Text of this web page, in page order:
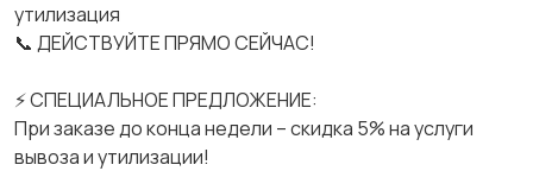
утилизация
📞 ДЕЙСТВУЙТЕ ПРЯМО СЕЙЧАС!
⚡ СПЕЦИАЛЬНОЕ ПРЕДЛОЖЕНИЕ:
При заказе до конца недели – скидка 5% на услуги
вывоза и утилизации!